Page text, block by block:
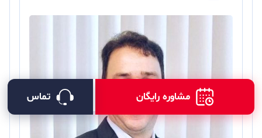
مشاوره رایگان تماس